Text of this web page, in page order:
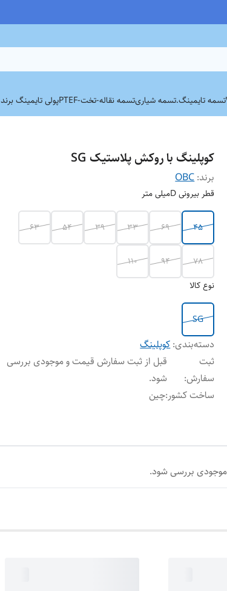
تسمه تایمینگ.تسمه شیاریتسمه نقاله-تخت-PTEF پولی تایمینگ برند OBC
کوپلینگ با روکش پلاستیک SG
برند:OBC
قطر بیرونی Dمیلی متر
45
69
33
39
54
63
78
94
110
نوع کالا
SG
دسته‌بندی:کوپلینگ
ثبت
سفارش:
قبل از ثبت سفارش قیمت و موجودی بررسی
شود.
ساخت کشور:چین
بررسی شود.